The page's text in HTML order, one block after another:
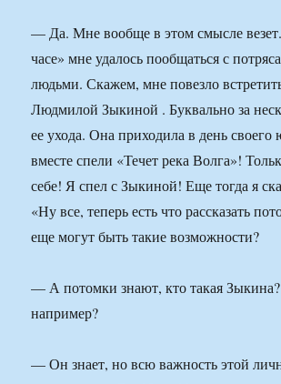
— Да. Мне вообще в этом смысле
часе» мне удалось пообщаться с
людьми. Скажем, мне повезло
Людмилой Зыкиной . Буквально за
ее ухода. Она приходила в день
вместе спели «Течет река Волга»!
себе! Я спел с Зыкиной! Еще тогда я
«Ну все, теперь есть что рассказать
еще могут быть такие возможности?
— А потомки знают, кто такая
например?
— Он знает, но всю важность этой